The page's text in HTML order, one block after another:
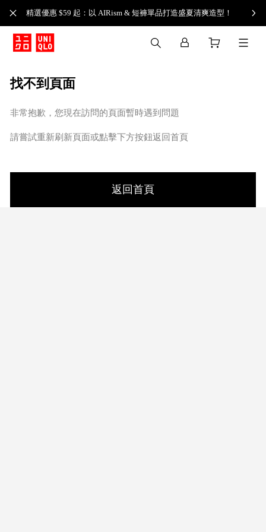
精選優惠 $59 起：以 AIRism & 短褲單品打造盛夏清爽造型！
找不到頁面
非常抱歉，您現在訪問的頁面暫時遇到問題
請嘗試重新刷新頁面或點擊下方按鈕返回首頁
返回首頁